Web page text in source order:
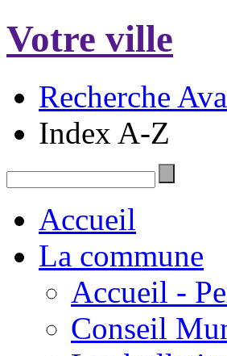
Votre ville
Recherche
Index A-Z
Accueil
La commune
Accueil -
Conseil